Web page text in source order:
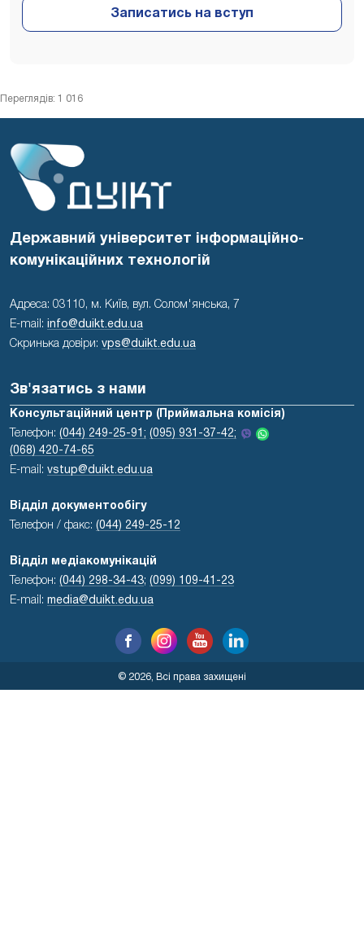
Переглядів: 1 016
Державний університет інформаційно-
комунікаційних технологій
Адреса: 03110, м. Київ, вул. Солом'янська, 7
E-mail:
info@duikt.edu.ua
Скринька довіри: vps@duikt.edu.ua
Зв'язатись з нами
Консультаційний центр (Приймальна комісія)
Телефон: (044) 249-25-91; (095) 931-37-42;
(068) 420-74-65
E-mail: vstup@duikt.edu.ua
Відділ документообігу
Телефон / факс: (044) 249-25-12
Відділ медіакомунікацій
Телефон: (044) 298-34-43; (099) 109-41-23
E-mail: media@duikt.edu.ua
© 2026, Всі права захищені